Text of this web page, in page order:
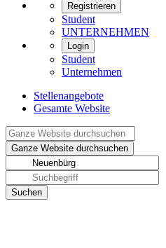
Registrieren
Student
UNTERNEHMEN
Login
Student
Unternehmen
Stellenangebote
Gesamte Website